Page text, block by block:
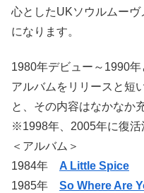
心としたUKソウルムー
になります。
1980年デビュー～1990
アルバムをリリースと短
と、その内容はなかなか
※1998年、2005年に復活
＜アルバム＞
1984年 A Little Spice
1985年 So Where Are